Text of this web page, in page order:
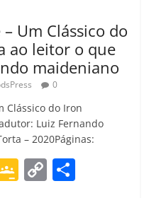
Um Clássico do
ao leitor o que
maideniano
0
Clássico do Iron
Luiz Fernando
– 2020Páginas:
G C